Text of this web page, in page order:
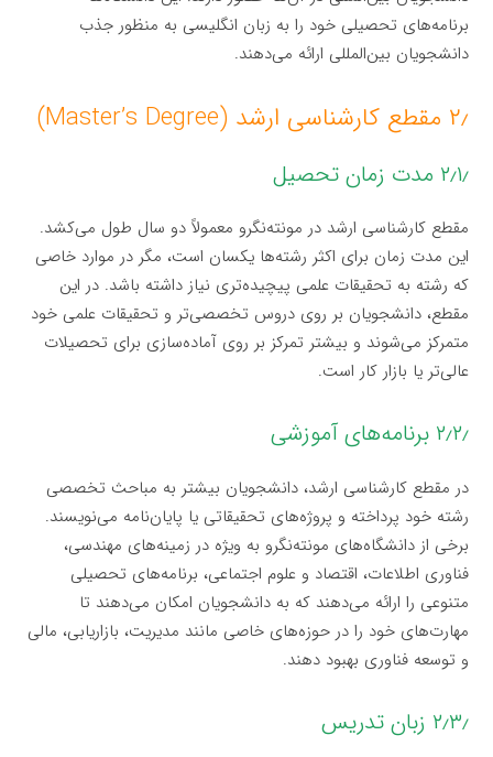
برنامه‌های تحصیلی خود را به زبان انگلیسی به منظور جذب
دانشجویان بین‌المللی ارائه می‌دهند.
۲٫ مقطع کارشناسی ارشد (Master’s Degree)
۲٫۱٫ مدت زمان تحصیل
مقطع کارشناسی ارشد در مونته‌نگرو معمولاً دو سال طول می‌کشد.
این مدت زمان برای اکثر رشته‌ها یکسان است، مگر در موارد خاصی
که رشته به تحقیقات علمی پیچیده‌تری نیاز داشته باشد. در این
مقطع، دانشجویان بر روی دروس تخصصی‌تر و تحقیقات علمی خود
متمرکز می‌شوند و بیشتر تمرکز بر روی آماده‌سازی برای تحصیلات
عالی‌تر یا بازار کار است.
۲٫۲٫ برنامه‌های آموزشی
در مقطع کارشناسی ارشد، دانشجویان بیشتر به مباحث تخصصی
رشته خود پرداخته و پروژه‌های تحقیقاتی یا پایان‌نامه می‌نویسند.
برخی از دانشگاه‌های مونته‌نگرو به ویژه در زمینه‌های مهندسی،
فناوری اطلاعات، اقتصاد و علوم اجتماعی، برنامه‌های تحصیلی
متنوعی را ارائه می‌دهند که به دانشجویان امکان می‌دهند تا
مهارت‌های خود را در حوزه‌های خاصی مانند مدیریت، بازاریابی، مالی
و توسعه فناوری بهبود دهند.
۲٫۳٫ زبان تدریس